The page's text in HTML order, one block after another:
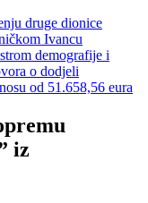
druge dionice
Ivancu
demografije i
o dodjeli
od 51.658,56 eura
iz